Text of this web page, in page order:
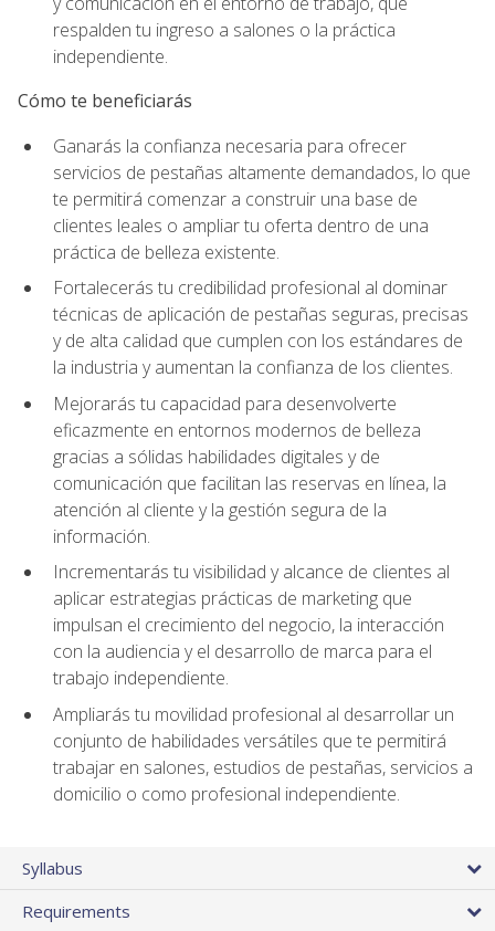
respalden tu ingreso a salones o la práctica
independiente.
Cómo te beneficiarás
Ganarás la confianza necesaria para ofrecer
servicios de pestañas altamente demandados, lo que
te permitirá comenzar a construir una base de
clientes leales o ampliar tu oferta dentro de una
práctica de belleza existente.
Fortalecerás tu credibilidad profesional al dominar
técnicas de aplicación de pestañas seguras, precisas
y de alta calidad que cumplen con los estándares de
la industria y aumentan la confianza de los clientes.
Mejorarás tu capacidad para desenvolverte
eficazmente en entornos modernos de belleza
gracias a sólidas habilidades digitales y de
comunicación que facilitan las reservas en línea, la
atención al cliente y la gestión segura de la
información.
Incrementarás tu visibilidad y alcance de clientes al
aplicar estrategias prácticas de marketing que
impulsan el crecimiento del negocio, la interacción
con la audiencia y el desarrollo de marca para el
trabajo independiente.
Ampliarás tu movilidad profesional al desarrollar un
conjunto de habilidades versátiles que te permitirá
trabajar en salones, estudios de pestañas, servicios a
domicilio o como profesional independiente.
Syllabus
Requirements